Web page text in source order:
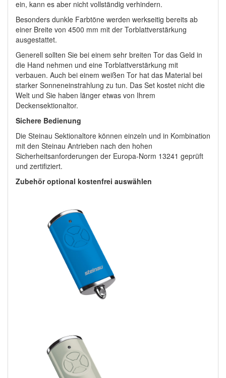
ein, kann es aber nicht vollständig verhindern.
Besonders dunkle Farbtöne werden werkseitig bereits ab
einer Breite von 4500 mm mit der Torblattverstärkung
ausgestattet.
Generell sollten Sie bei einem sehr breiten Tor das Geld in
die Hand nehmen und eine Torblattverstärkung mit
verbauen. Auch bei einem weißen Tor hat das Material bei
starker Sonneneinstrahlung zu tun. Das Set kostet nicht die
Welt und Sie haben länger etwas von Ihrem
Deckensektionaltor.
Sichere Bedienung
Die Steinau Sektionaltore können einzeln und in Kombination
mit den Steinau Antrieben nach den hohen
Sicherheitsanforderungen der Europa-Norm 13241 geprüft
und zertifiziert.
Zubehör optional kostenfrei auswählen